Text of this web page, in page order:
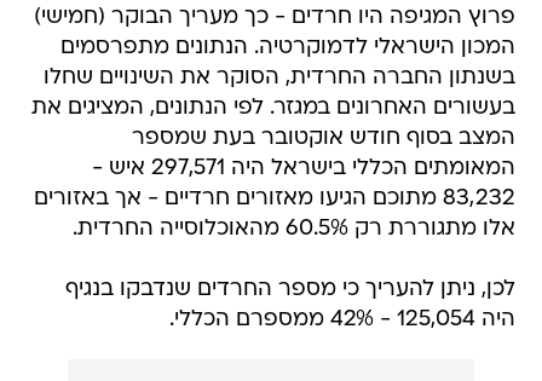
פרוץ המגיפה היו חרדים - כך מעריך הבוקר (חמישי)
המכון הישראלי לדמוקרטיה. הנתונים מתפרסמים
בשנתון החברה החרדית, הסוקר את השינויים שחלו
בעשורים האחרונים במגזר. לפי הנתונים, המציגים את
המצב בסוף חודש אוקטובר בעת שמספר
המאומתים הכללי בישראל היה 297,571 איש -
83,232 מתוכם הגיעו מאזורים חרדיים - אך באזורים
אלו מתגוררת רק 60.5% מהאוכלוסייה החרדית.
לכן, ניתן להעריך כי מספר החרדים שנדבקו בנגיף
היה 125,054 - 42% ממספרם הכללי.